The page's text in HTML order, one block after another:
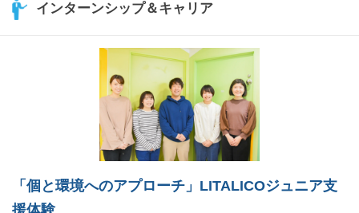
インターンシップ＆キャリア
「個と環境へのアプローチ」LITALICOジュニア支
援体験